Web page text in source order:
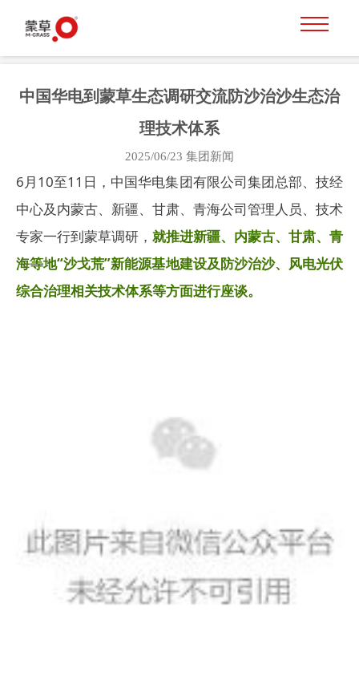
中国华电到蒙草生态调研交流防沙治沙生态治
理技术体系
2025/06/23 集团新闻
6月10至11日，中国华电集团有限公司集团总部、技经
中心及内蒙古、新疆、甘肃、青海公司管理人员、技术
专家一行到蒙草调研， 就推进新疆、内蒙古、甘肃、青
海等地“沙戈荒”新能源基地建设及防沙治沙、风电光伏
综合治理相关技术体系等方面进行座谈。